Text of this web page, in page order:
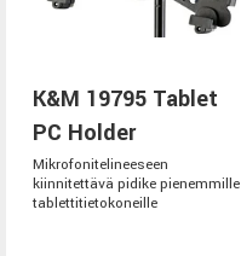
K&M 19795 Tablet
PC Holder
Mikrofonitelineeseen
kiinnitettävä pidike pienemmille
tablettitietokoneille